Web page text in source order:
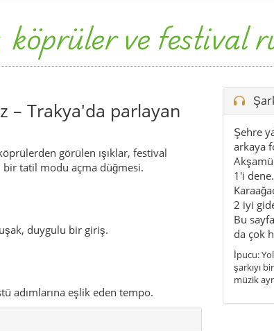
köprüler ve festival
– Trakya'da parlayan
görülen ışıklar, festival
tatil modu açma düğmesi.
duygulu bir giriş.
adımlarına eşlik eden tempo.
Şehre
arkaya
1'i dene.
2 iyi
Bu
da çok
İpucu:
şarkıyı
müzik